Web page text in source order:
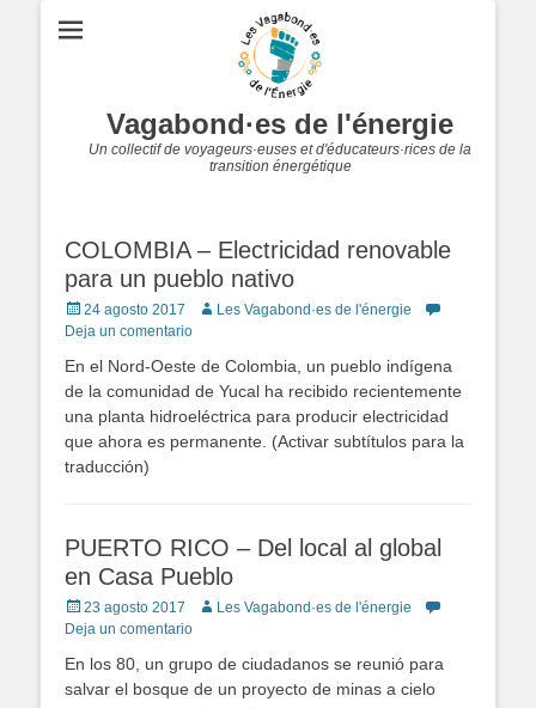
Vagabond·es de l'énergie
Un collectif de voyageurs·euses et d'éducateurs·rices de la
transition énergétique
COLOMBIA – Electricidad renovable
para un pueblo nativo
Publicado
en
24 agosto 2017 AutorLes Vagabond·es de l'énergie
Deja un comentario
En el Nord-Oeste de Colombia, un pueblo indígena
de la comunidad de Yucal ha recibido recientemente
una planta hidroeléctrica para producir electricidad
que ahora es permanente. (Activar subtítulos para la
traducción)
PUERTO RICO – Del local al global
en Casa Pueblo
Publicado
en
23 agosto 2017 AutorLes Vagabond·es de l'énergie
Deja un comentario
En los 80, un grupo de ciudadanos se reunió para
salvar el bosque de un proyecto de minas a cielo